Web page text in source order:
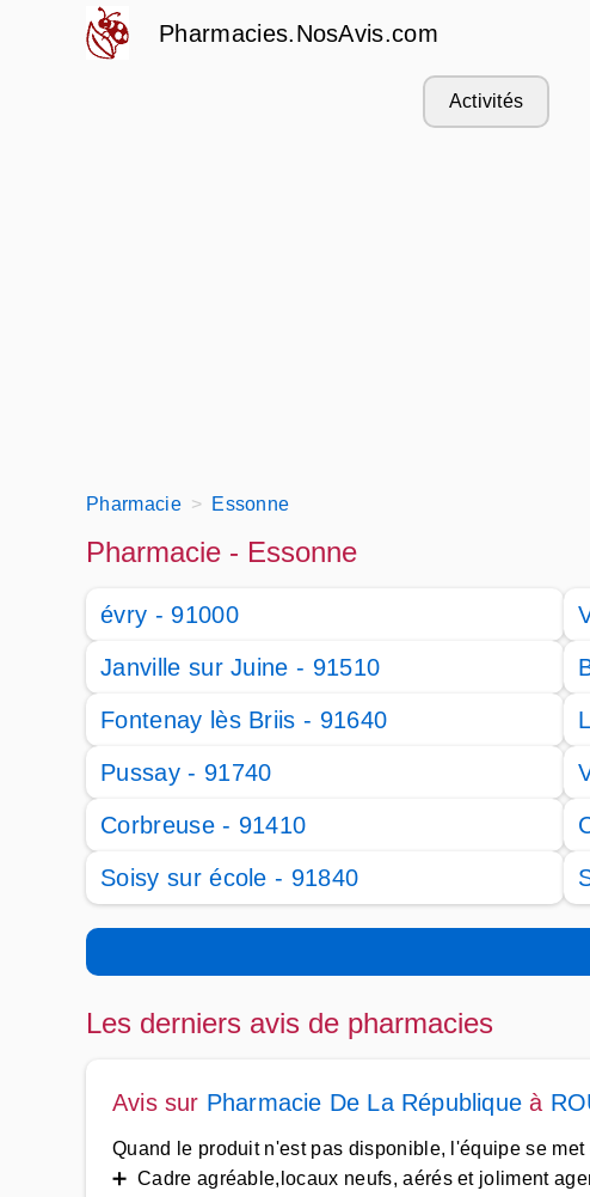
Pharmacies.NosAvis.com
Activités
Pharmacie Essonne
Pharmacie - Essonne
évry - 91000
Janville sur Juine - 91510
Fontenay lès Briis - 91640
Pussay - 91740
Corbreuse - 91410
Soisy sur école - 91840
Les derniers avis de pharmacies
Avis sur Pharmacie De La République à
Quand le produit n'est pas disponible, l'équipe se
➕ Cadre agréable,locaux neufs, aérés et joliment